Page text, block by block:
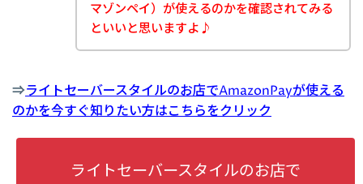
マゾンペイ）が使えるのかを確認されてみる
といいと思いますよ♪
⇒ライトセーバースタイルのお店でAmazonPayが使える
のかを今すぐ知りたい方はこちらをクリック
ライトセーバースタイルのお店で